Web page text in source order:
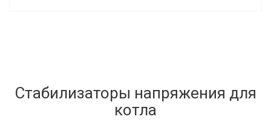
Стабилизаторы напряжения для
котла